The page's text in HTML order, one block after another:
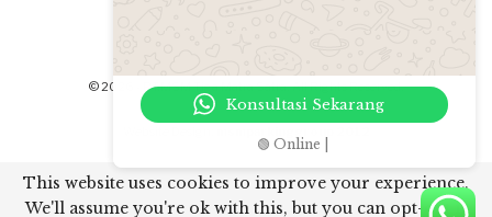
© 2026 - PT.MSM Tiga Matra Satra. All Rights Reserved.
This website uses cookies to improve your experience.
We'll assume you're ok with this, but you can opt-out if
// Rich snippet google
Tren Baru Parkir Modern: Palang Parkir Otomatis Hadir di
Konsultasi Sekarang
🟢 Online |